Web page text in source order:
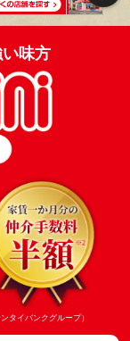
味方
タイバンクグループ）